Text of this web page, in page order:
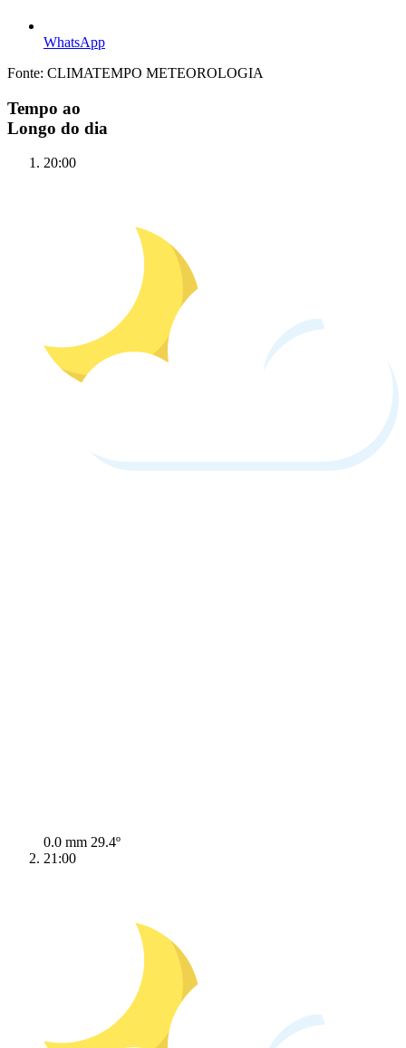
WhatsApp
Fonte: CLIMATEMPO METEOROLOGIA
Tempo ao
Longo do dia
20:00
0.0 mm 29.4º
21:00